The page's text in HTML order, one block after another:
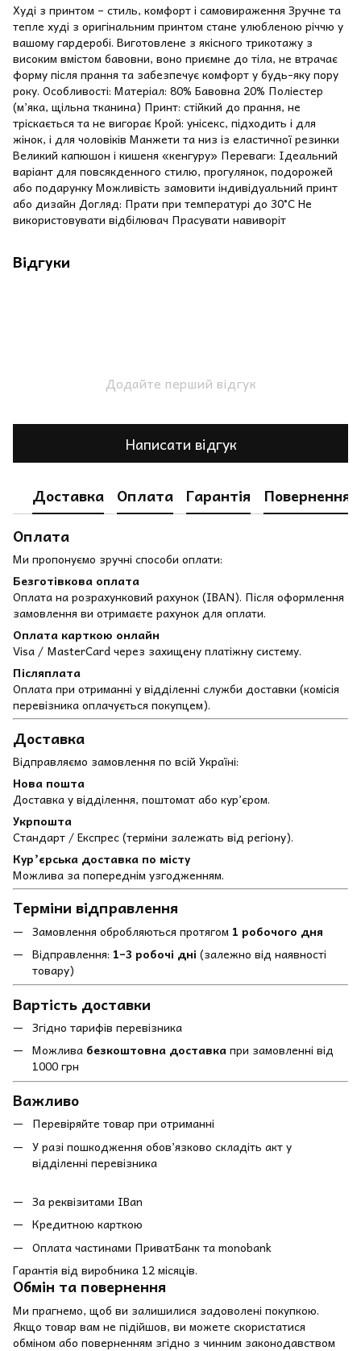
Худі з принтом – стиль, комфорт і самовираження Зручне та
тепле худі з оригінальним принтом стане улюбленою річчю у
вашому гардеробі. Виготовлене з якісного трикотажу з
високим вмістом бавовни, воно приємне до тіла, не втрачає
форму після прання та забезпечує комфорт у будь-яку пору
року. Особливості: Матеріал: 80% Бавовна 20% Поліестер
(м’яка, щільна тканина) Принт: стійкий до прання, не
тріскається та не вигорає Крой: унісекс, підходить і для
жінок, і для чоловіків Манжети та низ із еластичної резинки
Великий капюшон і кишеня «кенгуру» Переваги: Ідеальний
варіант для повсякденного стилю, прогулянок, подорожей
або подарунку Можливість замовити індивідуальний принт
або дизайн Догляд: Прати при температурі до 30°C Не
використовувати відбілювач Прасувати навиворіт
Відгуки
Додайте перший відгук
Написати відгук
Доставка Оплата Гарантія
Повернення
Оплата
Ми пропонуємо зручні способи оплати:
Безготівкова оплата
Оплата на розрахунковий рахунок (IBAN). Після оформлення
замовлення ви отримаєте рахунок для оплати.
Оплата карткою онлайн
Visa / MasterCard через захищену платіжну систему.
Післяплата
Оплата при отриманні у відділенні служби доставки (комісія
перевізника оплачується покупцем).
Доставка
Відправляємо замовлення по всій Україні:
Нова пошта
Доставка у відділення, поштомат або кур’єром.
Укрпошта
Стандарт / Експрес (терміни залежать від регіону).
Кур’єрська доставка по місту
Можлива за попереднім узгодженням.
Терміни відправлення
Замовлення обробляються протягом 1 робочого дня
Відправлення: 1–3 робочі дні (залежно від наявності
товару)
Вартість доставки
Згідно тарифів перевізника
Можлива безкоштовна доставкапри замовленні від
1000 грн
Важливо
Перевіряйте товар при отриманні
У разі пошкодження обов’язково складіть акт у
відділенні перевізника
За реквізитами IBan
Кредитною карткою
Оплата частинами ПриватБанк та monobank
Гарантія від виробника 12 місяців.
Обмін та повернення
Ми прагнемо, щоб ви залишилися задоволені покупкою.
Якщо товар вам не підійшов, ви можете скористатися
обміном або поверненням згідно з чинним законодавством